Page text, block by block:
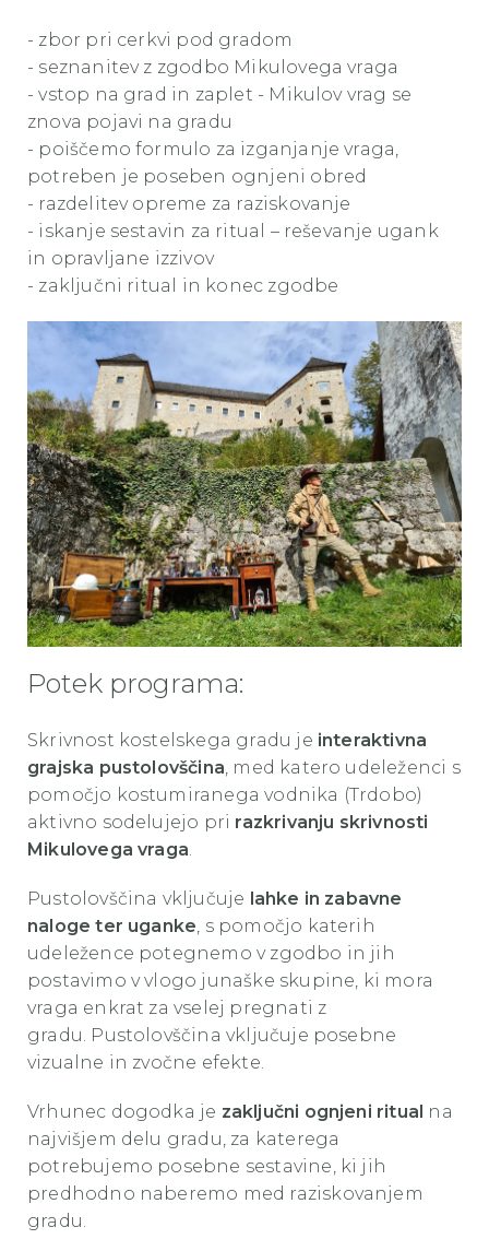
- zbor pri cerkvi pod gradom
- seznanitev z zgodbo Mikulovega vraga
- vstop na grad in zaplet - Mikulov vrag se
znova pojavi na gradu
- poiščemo formulo za izganjanje vraga,
potreben je poseben ognjeni obred
- razdelitev opreme za raziskovanje
- iskanje sestavin za ritual – reševanje ugank
in opravljane izzivov
- zaključni ritual in konec zgodbe
Potek programa:
Skrivnost kostelskega gradu je interaktivna
grajska pustolovščina, med katero udeleženci s
pomočjo kostumiranega vodnika (Trdobo)
aktivno sodelujejo pri razkrivanju skrivnosti
Mikulovega vraga.
Pustolovščina vključuje lahke in zabavne
naloge ter uganke, s pomočjo katerih
udeležence potegnemo v zgodbo in jih
postavimo v vlogo junaške skupine, ki mora
vraga enkrat za vselej pregnati z
gradu. Pustolovščina vključuje posebne
vizualne in zvočne efekte.
Vrhunec dogodka je zaključni ognjeni ritual na
najvišjem delu gradu, za katerega
potrebujemo posebne sestavine, ki jih
predhodno naberemo med raziskovanjem
gradu.